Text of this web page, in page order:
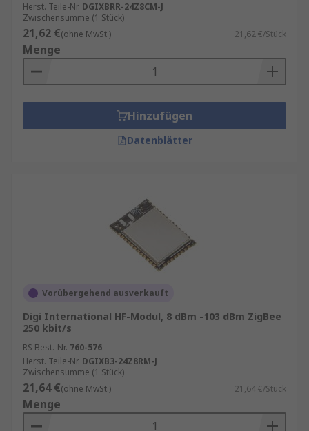
Herst. Teile-Nr. DGIXBRR-24Z8CM-J
Zwischensumme (1 Stück)
21,62 €(ohne MwSt.) 21,62 €/Stück
Menge
Hinzufügen
Datenblätter
Vorübergehend ausverkauft
Digi International HF-Modul, 8 dBm -103 dBm ZigBee
250 kbit/s
RS Best.-Nr. 760-576
Herst. Teile-Nr. DGIXB3-24Z8RM-J
Zwischensumme (1 Stück)
21,64 €(ohne MwSt.) 21,64 €/Stück
Menge